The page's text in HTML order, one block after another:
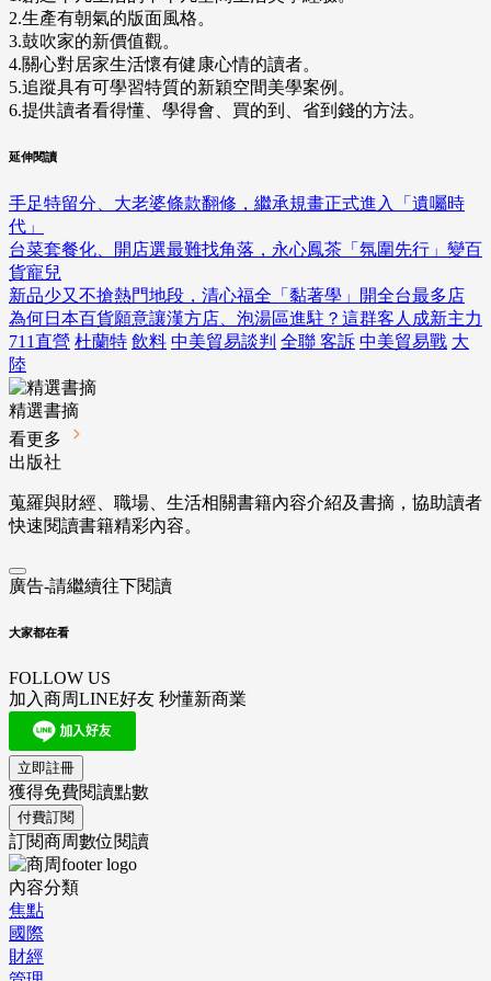
2.生產有朝氣的版面風格。
3.鼓吹家的新價值觀。
4.關心對居家生活懷有健康心情的讀者。
5.追蹤具有可學習特質的新穎空間美學案例。
6.提供讀者看得懂、學得會、買的到、省到錢的方法。
延伸閱讀
手足特留分、大老婆條款翻修，繼承規畫正式進入「遺囑時
代」
台菜套餐化、開店選最難找角落，永心鳳茶「氛圍先行」變百
貨寵兒
新品少又不搶熱門地段，清心福全「黏著學」開全台最多店
為何日本百貨願意讓漢方店、泡湯區進駐？這群客人成新主力
711直營 杜蘭特 飲料 中美貿易談判 全聯 客訴 中美貿易戰 大
陸
精選書摘
看更多
出版社
蒐羅與財經、職場、生活相關書籍內容介紹及書摘，協助讀者
快速閱讀書籍精彩內容。
廣告-請繼續往下閱讀
大家都在看
FOLLOW US
加入商周LINE好友 秒懂新商業
立即註冊
獲得免費閱讀點數
付費訂閱
訂閱商周數位閱讀
內容分類
焦點
國際
財經